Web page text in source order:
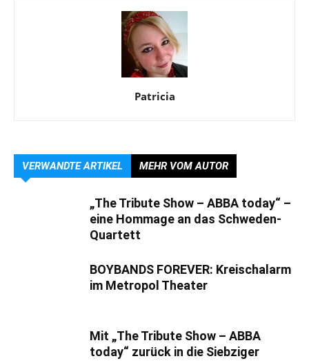
Patricia
VERWANDTE ARTIKEL MEHR VOM AUTOR
„The Tribute Show – ABBA today“ –
eine Hommage an das Schweden-
Quartett
BOYBANDS FOREVER: Kreischalarm
im Metropol Theater
Mit „The Tribute Show – ABBA
today“ zurück in die Siebziger